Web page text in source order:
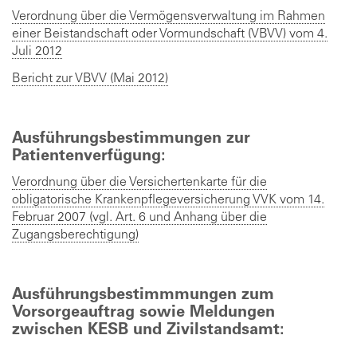
Verordnung über die Vermögensverwaltung im Rahmen
einer Beistandschaft oder Vormundschaft (VBVV) vom 4.
Juli 2012
Bericht zur VBVV (Mai 2012)
Ausführungsbestimmungen zur
Patientenverfügung:
Verordnung über die Versichertenkarte für die
obligatorische Krankenpflegeversicherung VVK vom 14.
Februar 2007 (vgl. Art. 6 und Anhang über die
Zugangsberechtigung)
Ausführungsbestimmmungen zum
Vorsorgeauftrag sowie Meldungen
zwischen KESB und Zivilstandsamt: